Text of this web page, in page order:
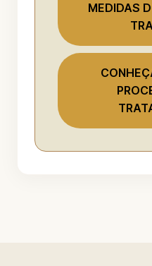
MEDIDAS